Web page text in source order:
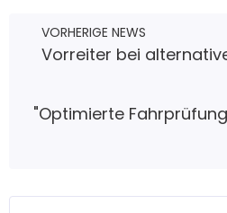
VORHERIGE NEWS
Vorreiter bei
"Optimierte